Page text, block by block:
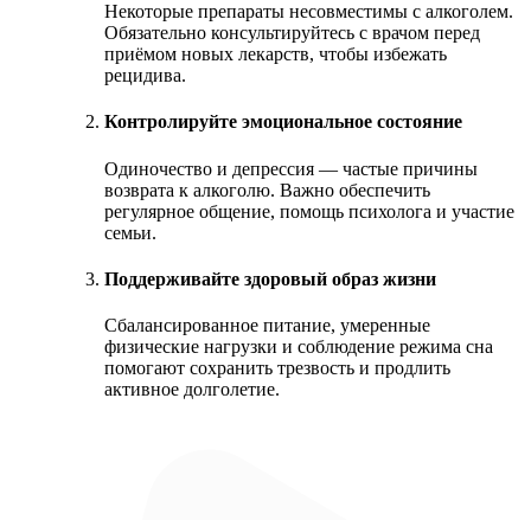
Некоторые препараты несовместимы с алкоголем.
Обязательно консультируйтесь с врачом перед
приёмом новых лекарств, чтобы избежать
рецидива.
Контролируйте эмоциональное состояние
Одиночество и депрессия — частые причины
возврата к алкоголю. Важно обеспечить
регулярное общение, помощь психолога и участие
семьи.
Поддерживайте здоровый образ жизни
Сбалансированное питание, умеренные
физические нагрузки и соблюдение режима сна
помогают сохранить трезвость и продлить
активное долголетие.